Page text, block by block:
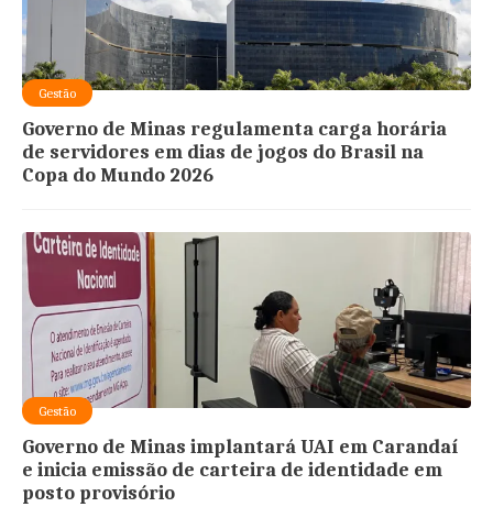
Gestão
Governo de Minas regulamenta carga horária
de servidores em dias de jogos do Brasil na
Copa do Mundo 2026
Gestão
Governo de Minas implantará UAI em Carandaí
e inicia emissão de carteira de identidade em
posto provisório